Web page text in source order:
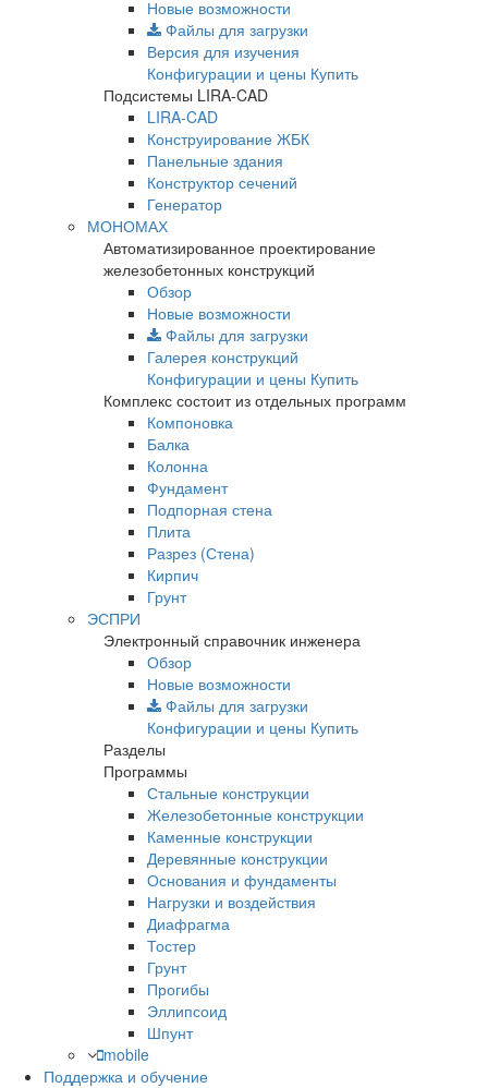
Новые возможности
Файлы для загрузки
Версия для изучения
Конфигурации и цены Купить
Подсистемы LIRA-CAD
LIRA-CAD
Конструирование ЖБК
Панельные здания
Конструктор сечений
Генератор
МОНОМАХ
Автоматизированное проектирование
железобетонных конструкций
Обзор
Новые возможности
Файлы для загрузки
Галерея конструкций
Конфигурации и цены Купить
Комплекс состоит из отдельных программ
Компоновка
Балка
Колонна
Фундамент
Подпорная стена
Плита
Разрез (Стена)
Кирпич
Грунт
ЭСПРИ
Электронный справочник инженера
Обзор
Новые возможности
Файлы для загрузки
Конфигурации и цены Купить
Разделы
Программы
Стальные конструкции
Железобетонные конструкции
Каменные конструкции
Деревянные конструкции
Основания и фундаменты
Нагрузки и воздействия
Диафрагма
Тостер
Грунт
Прогибы
Эллипсоид
Шпунт
mobile
Поддержка и обучение